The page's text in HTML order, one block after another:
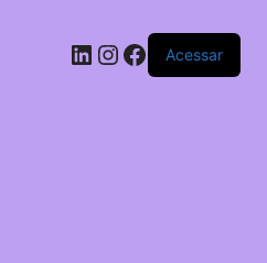
LinkedIn
Instagram
Facebook
Acessar